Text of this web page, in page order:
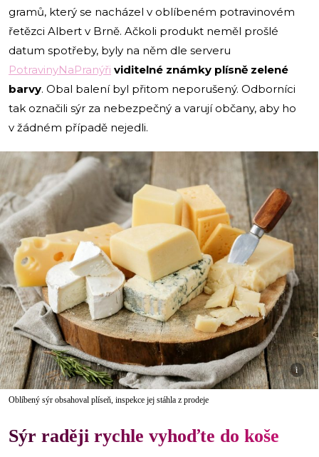
gramů, který se nacházel v oblíbeném potravinovém
řetězci Albert v Brně. Ačkoli produkt neměl prošlé
datum spotřeby, byly na něm dle serveru
PotravinyNaPranýři viditelné známky plísně zelené
barvy. Obal balení byl přitom neporušený. Odborníci
tak označili sýr za nebezpečný a varují občany, aby ho
v žádném případě nejedli.
i
Oblíbený sýr obsahoval plíseň, inspekce jej stáhla z prodeje
Sýr raději rychle vyhoďte do koše